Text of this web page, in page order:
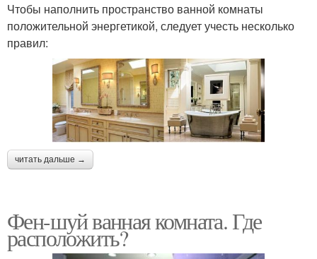
Чтобы наполнить пространство ванной комнаты
положительной энергетикой, следует учесть несколько
правил:
читать дальше →
Фен-шуй ванная комната. Где
расположить?